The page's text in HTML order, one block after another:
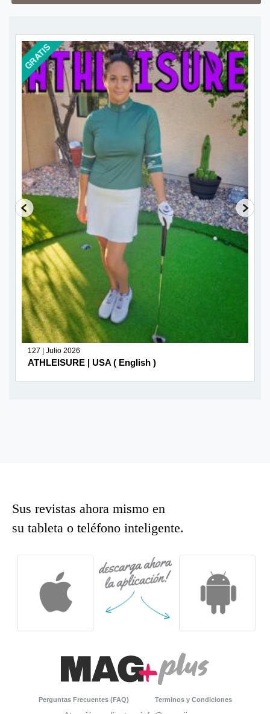
127 | Julio 2026
ATHLEISURE | USA ( English )
Sus revistas ahora mismo en
su tableta o teléfono inteligente.
Perguntas Frecuentes (FAQ) Terminos y Condiciones